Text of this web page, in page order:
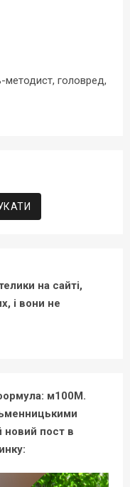
методист, головред,
на сайті,
і вони не
м100М.
новий пост в